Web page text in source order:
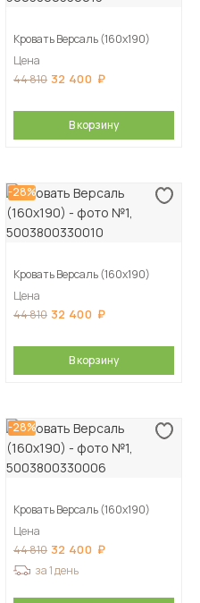
Кровать Версаль (160х190)
Цена
44 810 32 400
В корзину
-28%
Кровать Версаль (160х190)
Цена
44 810 32 400
В корзину
-28%
Кровать Версаль (160х190)
Цена
44 810 32 400
за 1 день